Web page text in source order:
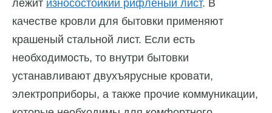
лежит износостойкий рифленый лист. В
качестве кровли для бытовки применяют
крашеный стальной лист. Если есть
необходимость, то внутри бытовки
устанавливают двухъярусные кровати,
электроприборы, а также прочие коммуникации,